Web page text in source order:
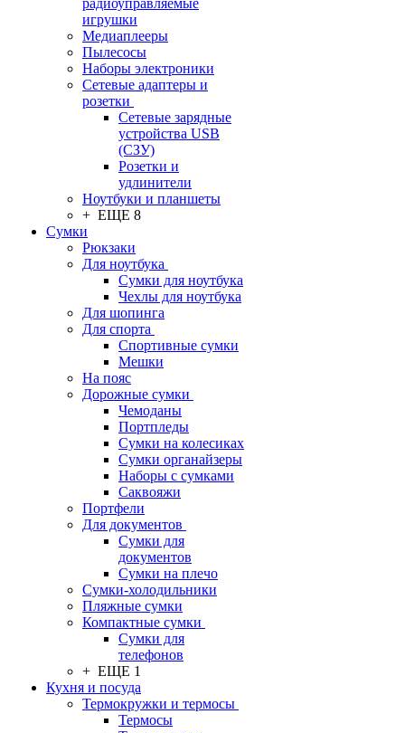
радиоуправляемые
игрушки
Медиаплееры
Пылесосы
Наборы электроники
Сетевые адаптеры и
розетки
Сетевые зарядные
устройства USB
(СЗУ)
Розетки и
удлинители
Ноутбуки и планшеты
+ ЕЩЕ 8
Сумки
Рюкзаки
Для ноутбука
Сумки для ноутбука
Чехлы для ноутбука
Для шопинга
Для спорта
Спортивные сумки
Мешки
На пояс
Дорожные сумки
Чемоданы
Портпледы
Сумки на колесиках
Сумки органайзеры
Наборы с сумками
Саквояжи
Портфели
Для документов
Сумки для
документов
Сумки на плечо
Сумки-холодильники
Пляжные сумки
Компактные сумки
Сумки для
телефонов
+ ЕЩЕ 1
Кухня и посуда
Термокружки и термосы
Термосы